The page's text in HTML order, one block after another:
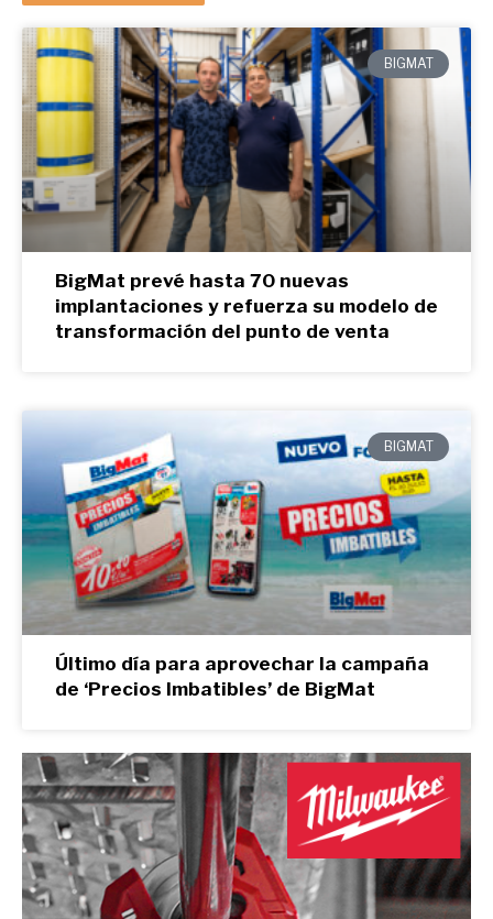
BIGMAT
BigMat prevé hasta 70 nuevas
implantaciones y refuerza su modelo de
transformación del punto de venta
BIGMAT
Último día para aprovechar la campaña
de ‘Precios Imbatibles’ de BigMat